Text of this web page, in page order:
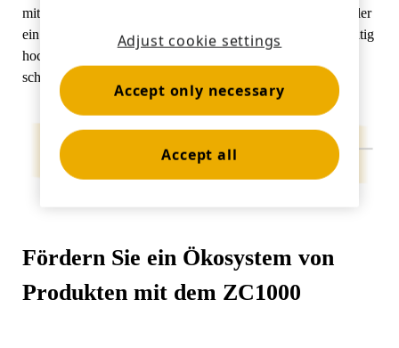
mit ihnen interagieren können. Mit Zips können Einzelhändler
ein ansprechendes, praktisches Erlebnis bieten und gleichzeitig
hochwertige Artikel vor Diebstahl oder Manipulationen
schützen.
Fördern Sie ein Ökosystem von
Produkten mit dem ZC1000
Adjust cookie settings
Accept only necessary
Accept all